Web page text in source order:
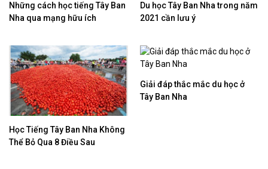
Những cách học tiếng Tây Ban
Nha qua mạng hữu ích
Du học Tây Ban Nha trong năm
2021 cần lưu ý
Học Tiếng Tây Ban Nha Không
Thể Bỏ Qua 8 Điều Sau
Giải đáp thắc mắc du học ở
Tây Ban Nha